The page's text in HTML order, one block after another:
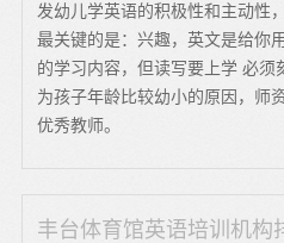
发幼儿学英语的积极性和主动性
最关键的是：兴趣，英文是给你
的学习内容，但读写要上学 必须
为孩子年龄比较幼小的原因，师
优秀教师。
丰台体育馆英语培训机构